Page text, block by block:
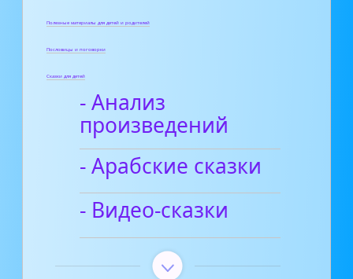
Полезные материалы для детей и родителей
Пословицы и поговорки
Сказки для детей
- Анализ
произведений
- Арабские сказки
- Видео-сказки